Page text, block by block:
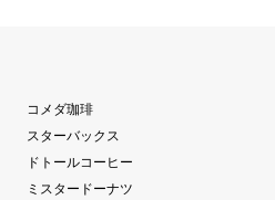
コメダ珈琲
スターバックス
ドトールコーヒー
ミスタードーナツ